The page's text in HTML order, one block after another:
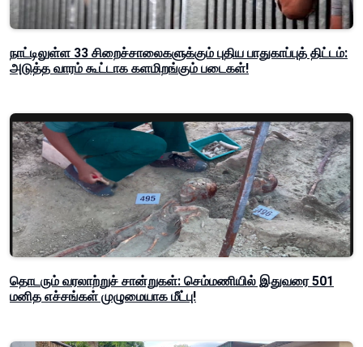
நாட்டிலுள்ள 33 சிறைச்சாலைகளுக்கும் புதிய பாதுகாப்புத் திட்டம்:
அடுத்த வாரம் கூட்டாக களமிறங்கும் படைகள்!
தொடரும் வரலாற்றுச் சான்றுகள்: செம்மணியில் இதுவரை 501
மனித எச்சங்கள் முழுமையாக மீட்பு!